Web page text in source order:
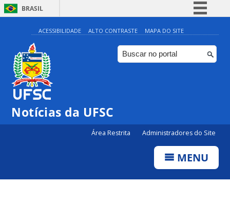
BRASIL
Simplifique!
Comunica BR
Participe
ACESSIBILIDADE ALTO CONTRASTE MAPA DO SITE
Notícias da UFSC
Área Restrita Administradores do Site
MENU